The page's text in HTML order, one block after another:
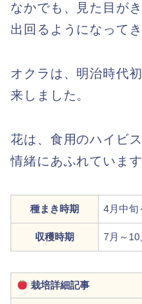
なかでも、見た目が
出回るようになってき
オクラは、明治時代
来しました。
花は、食用のハイビ
情緒にあふれています
種まき時期 4月中旬
収穫時期 7月～10
栽培詳細記事